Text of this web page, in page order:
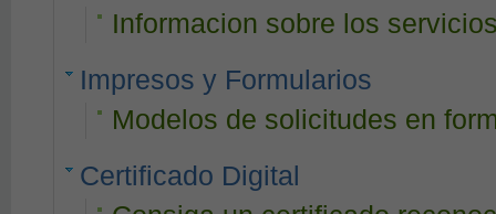
Informacion sobre los
Impresos y Formularios
Modelos de solicitudes en
Certificado Digital